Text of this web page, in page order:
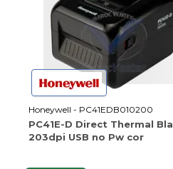
Honeywell - PC41EDB010200
PC41E-D Direct Thermal Bla
203dpi USB no Pw cor